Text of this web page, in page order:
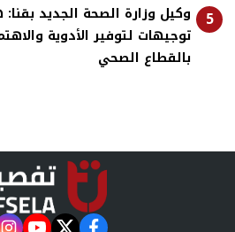
5
وكيل وزارة الصحة الجديد بقنا:
توجيهات لتوفير الأدوية
بالقطاع الصحي